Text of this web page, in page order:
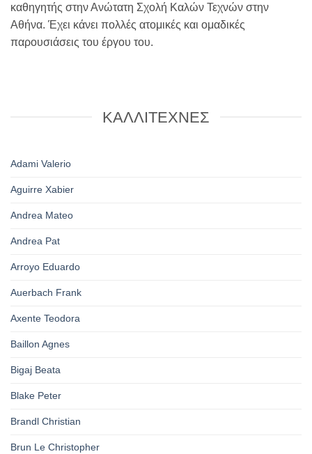
καθηγητής στην Ανώτατη Σχολή Καλών Τεχνών στην
Αθήνα. Έχει κάνει πολλές ατομικές και ομαδικές
παρουσιάσεις του έργου του.
ΚΑΛΛΙΤΕΧΝΕΣ
Adami Valerio
Aguirre Xabier
Andrea Mateo
Andrea Pat
Arroyo Eduardo
Auerbach Frank
Axente Teodora
Baillon Agnes
Bigaj Beata
Blake Peter
Brandl Christian
Brun Le Christopher